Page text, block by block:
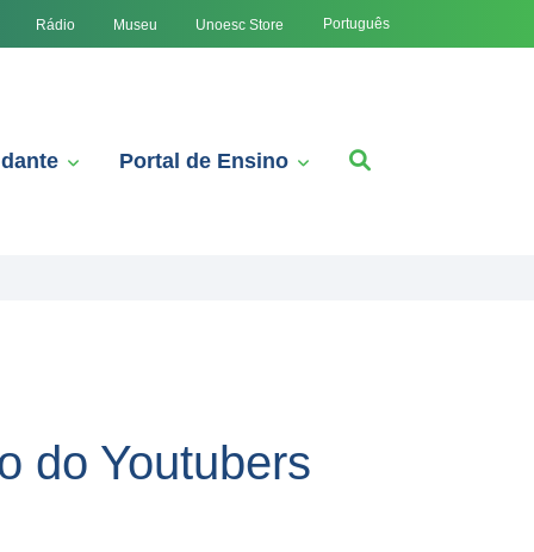
Rádio Museu Unoesc Store Português
Portal de Ensino
do Youtubers